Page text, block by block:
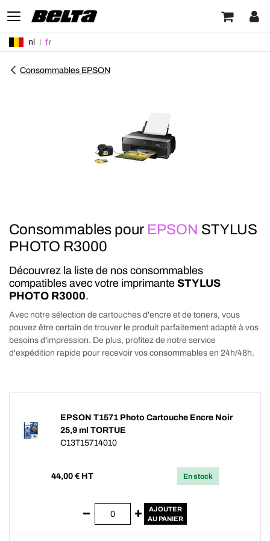
nl fr
Consommables EPSON
Consommables pour EPSON STYLUS
PHOTO R3000
Découvrez la liste de nos consommables
compatibles avec votre imprimante STYLUS
PHOTO R3000.
Avec notre sélection de cartouches d'encre et de toners, vous
pouvez être certain de trouver le produit parfaitement adapté à vos
besoins d'impression. De plus, profitez de notre service
d'expédition rapide pour recevoir vos consommables en 24h/48h.
EPSON T1571 Photo Cartouche Encre Noir
25,9 ml TORTUE
C13T15714010
44,00 € HT En stock
AJOUTER
AU PANIER